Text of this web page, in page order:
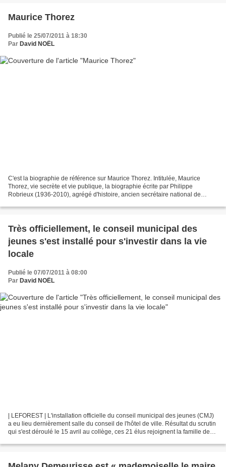
Maurice Thorez
Publié le 25/07/2011 à 18:30
Par David NOËL
C'est la biographie de référence sur Maurice Thorez. Intitulée, Maurice
Thorez, vie secrète et vie publique, la biographie écrite par Philippe
Robrieux (1936-2010), agrégé d'histoire, ancien secrétaire national de
Très officiellement, le conseil municipal des
jeunes s'est installé pour s'investir dans la vie
locale
Publié le 07/07/2011 à 08:00
Par David NOËL
| LEFOREST | L'installation officielle du conseil municipal des jeunes (CMJ)
a eu lieu dernièrement salle du conseil de l'hôtel de ville. Résultat du scrutin
qui s'est déroulé le 15 avril au collège, ces 21 élus rejoignent la famille des